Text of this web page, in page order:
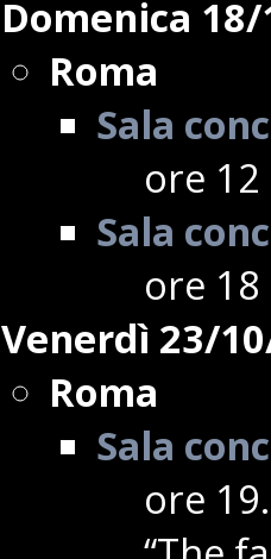
Domenica
Roma
Sala
ore 12
Sala
ore 18
Venerdì 23/
Roma
Sala
ore